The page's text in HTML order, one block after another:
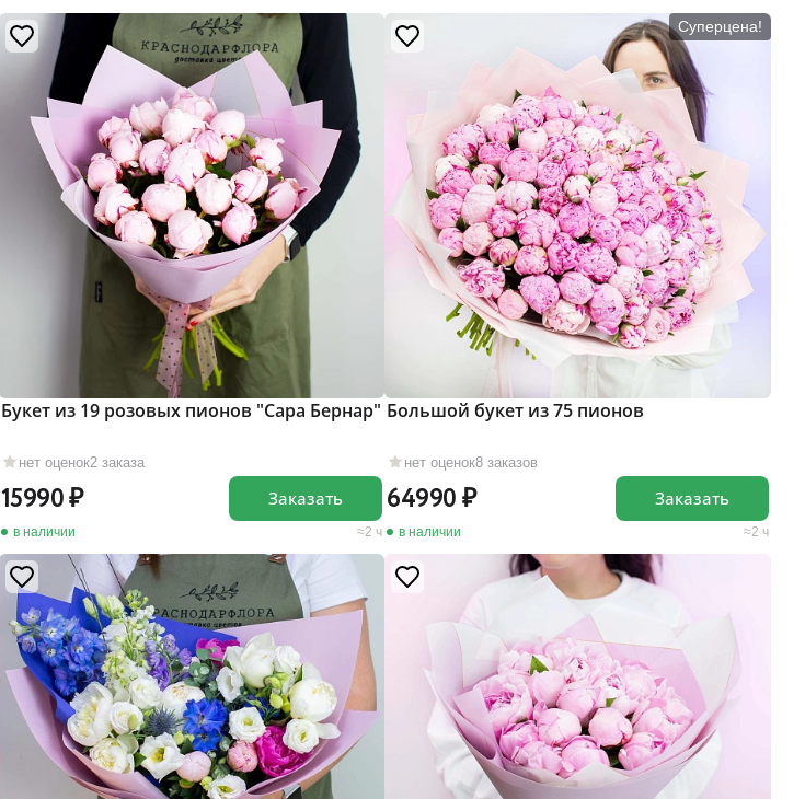
нет оценок2 заказа
Букет из 19 розовых пионов "Сара Бернар"
15990
в наличии 2 ч
Заказать
Суперцена!
нет оценок8 заказов
Большой букет из 75 пионов
64990
в наличии 2 ч
Заказать